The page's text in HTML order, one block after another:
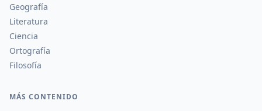
Geografía
Literatura
Ciencia
Ortografía
Filosofía
MÁS CONTENIDO